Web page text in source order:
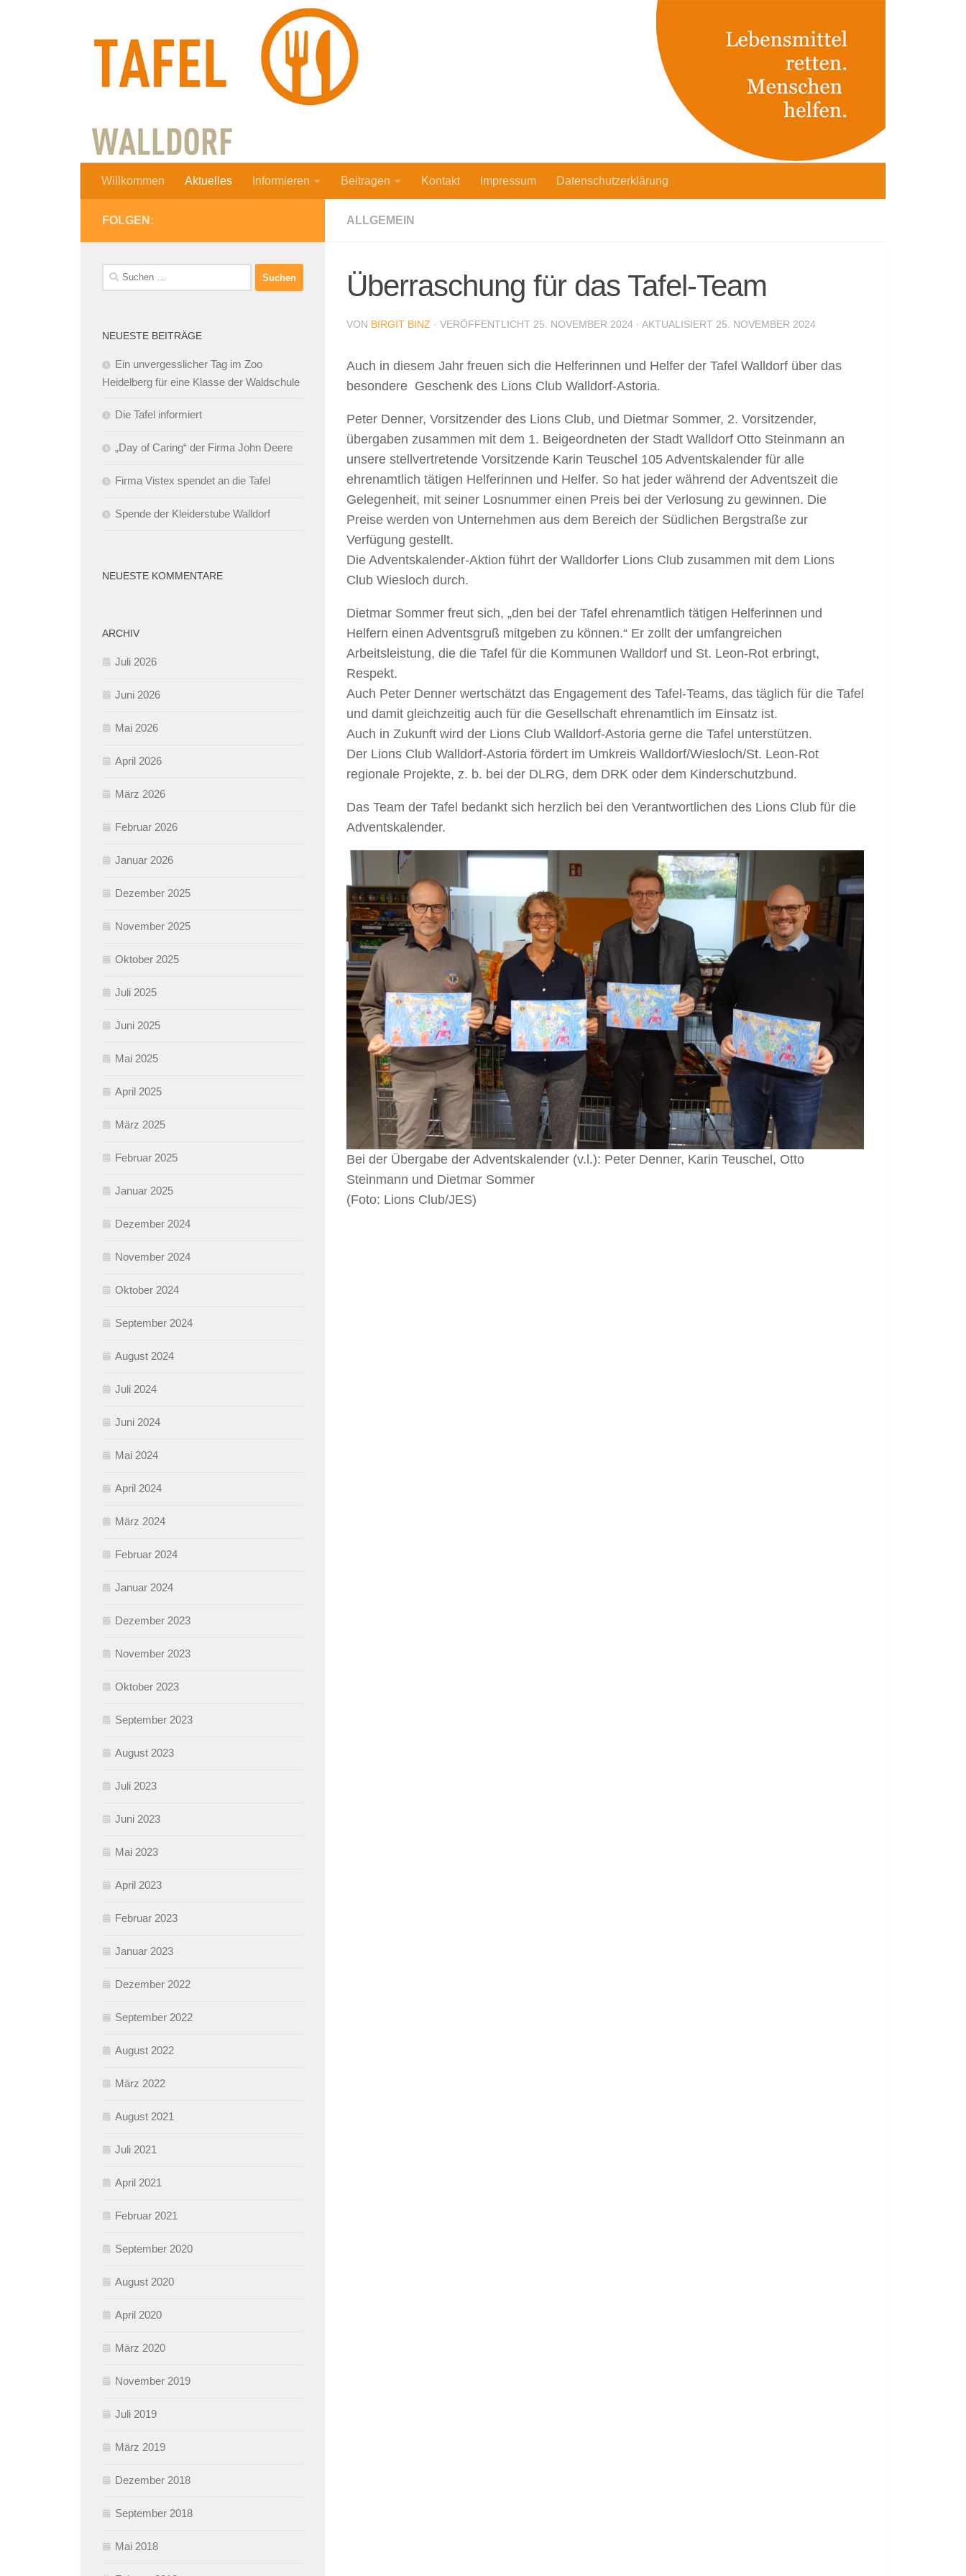
Willkommen Aktuelles Informieren Beitragen Kontakt Impressum Datenschutzerklärung
ALLGEMEIN
Überraschung für das Tafel-Team
VON BIRGIT BINZ · VERÖFFENTLICHT 25. NOVEMBER 2024 · AKTUALISIERT 25. NOVEMBER 2024
Auch in diesem Jahr freuen sich die Helferinnen und Helfer der Tafel Walldorf über das
besondere Geschenk des Lions Club Walldorf-Astoria.
Peter Denner, Vorsitzender des Lions Club, und Dietmar Sommer, 2. Vorsitzender,
übergaben zusammen mit dem 1. Beigeordneten der Stadt Walldorf Otto Steinmann an
unsere stellvertretende Vorsitzende Karin Teuschel 105 Adventskalender für alle
ehrenamtlich tätigen Helferinnen und Helfer. So hat jeder während der Adventszeit die
Gelegenheit, mit seiner Losnummer einen Preis bei der Verlosung zu gewinnen. Die
Preise werden von Unternehmen aus dem Bereich der Südlichen Bergstraße zur
Verfügung gestellt.
Die Adventskalender-Aktion führt der Walldorfer Lions Club zusammen mit dem Lions
Club Wiesloch durch.
Dietmar Sommer freut sich, „den bei der Tafel ehrenamtlich tätigen Helferinnen und
Helfern einen Adventsgruß mitgeben zu können.“ Er zollt der umfangreichen
Arbeitsleistung, die die Tafel für die Kommunen Walldorf und St. Leon-Rot erbringt,
Respekt.
Auch Peter Denner wertschätzt das Engagement des Tafel-Teams, das täglich für die Tafel
und damit gleichzeitig auch für die Gesellschaft ehrenamtlich im Einsatz ist.
Auch in Zukunft wird der Lions Club Walldorf-Astoria gerne die Tafel unterstützen.
Der Lions Club Walldorf-Astoria fördert im Umkreis Walldorf/Wiesloch/St. Leon-Rot
regionale Projekte, z. b. bei der DLRG, dem DRK oder dem Kinderschutzbund.
Das Team der Tafel bedankt sich herzlich bei den Verantwortlichen des Lions Club für die
Adventskalender.
Bei der Übergabe der Adventskalender (v.l.): Peter Denner, Karin Teuschel, Otto
Steinmann und Dietmar Sommer
(Foto: Lions Club/JES)
FOLGEN:
Suchen
nach:
NEUESTE BEITRÄGE
Ein unvergesslicher Tag im Zoo
Heidelberg für eine Klasse der Waldschule
Die Tafel informiert
„Day of Caring“ der Firma John Deere
Firma Vistex spendet an die Tafel
Spende der Kleiderstube Walldorf
NEUESTE KOMMENTARE
ARCHIV
Juli 2026
Juni 2026
Mai 2026
April 2026
März 2026
Februar 2026
Januar 2026
Dezember 2025
November 2025
Oktober 2025
Juli 2025
Juni 2025
Mai 2025
April 2025
März 2025
Februar 2025
Januar 2025
Dezember 2024
November 2024
Oktober 2024
September 2024
August 2024
Juli 2024
Juni 2024
Mai 2024
April 2024
März 2024
Februar 2024
Januar 2024
Dezember 2023
November 2023
Oktober 2023
September 2023
August 2023
Juli 2023
Juni 2023
Mai 2023
April 2023
Februar 2023
Januar 2023
Dezember 2022
September 2022
August 2022
März 2022
August 2021
Juli 2021
April 2021
Februar 2021
September 2020
August 2020
April 2020
März 2020
November 2019
Juli 2019
März 2019
Dezember 2018
September 2018
Mai 2018